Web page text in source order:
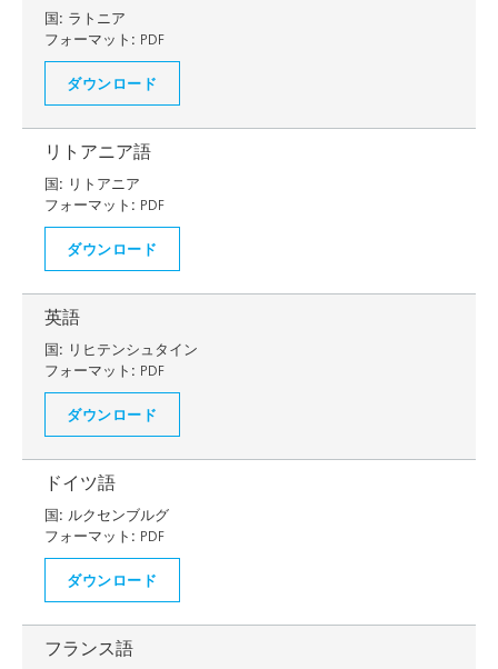
国: ラトニア
フォーマット: PDF
ダウンロード
リトアニア語
国: リトアニア
フォーマット: PDF
ダウンロード
英語
国: リヒテンシュタイン
フォーマット: PDF
ダウンロード
ドイツ語
国: ルクセンブルグ
フォーマット: PDF
ダウンロード
フランス語